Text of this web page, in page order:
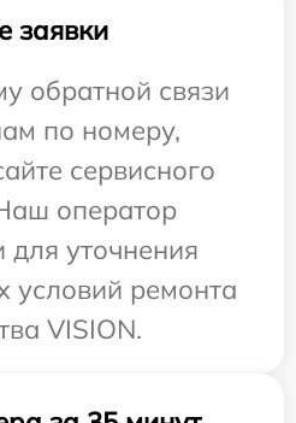
заявки
обратной связи
по номеру,
сервисного
оператор
для уточнения
условий ремонта
VISION.